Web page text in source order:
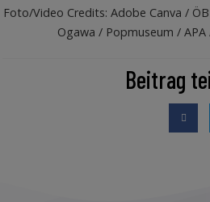
Foto/Video Credits: Adobe Canva /
Ogawa / Popmuseum /
Beitrag